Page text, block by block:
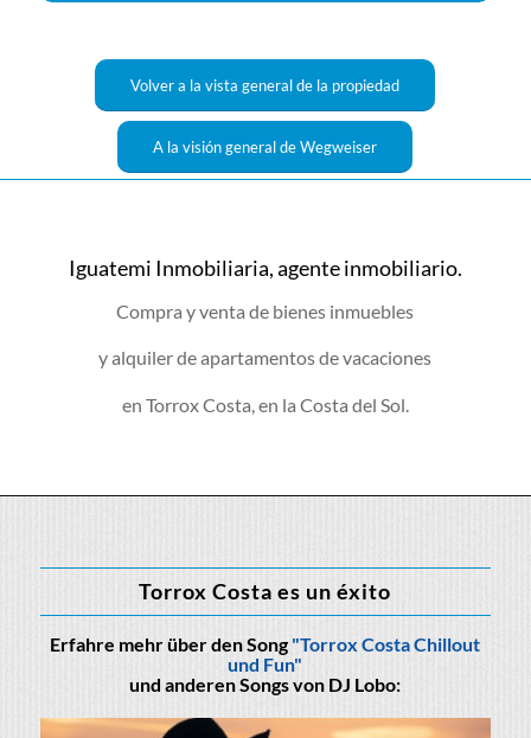
Volver a la vista general de la propiedad
A la visión general de Wegweiser
Iguatemi Inmobiliaria, agente inmobiliario.
Compra y venta de bienes inmuebles
y alquiler de apartamentos de vacaciones
en Torrox Costa, en la Costa del Sol.
Torrox Costa es un éxito
Erfahre mehr über den Song"Torrox Costa Chillout
und Fun"
und anderen Songs von DJ Lobo: